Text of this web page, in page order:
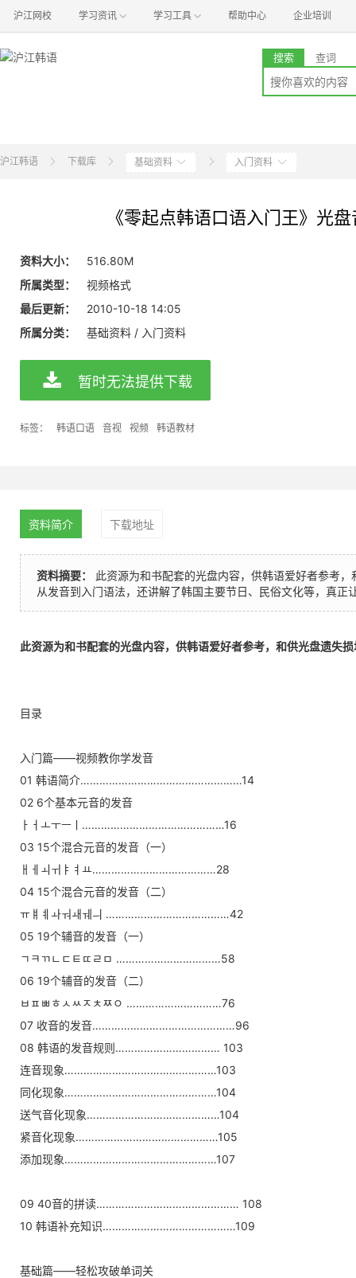
沪江网校 学习资讯 学习工具 帮助中心 企业培训
搜索 查词
沪江韩语 下载库 基础资料 入门资料
《零起点韩语口语入门王》光
资料大小：
516.80M
所属类型：
视频格式
最后更新：
2010-10-18 14:05
所属分类：
基础资料 / 入门资料
暂时无法提供下载
标签： 韩语口语 音视 视频 韩语教材
资料简介 下载地址
资料摘要：
此资源为和书配套的光盘内容，供韩语爱好者参考
从发音到入门语法，还讲解了韩国主要节日、民俗文化等，真正
此资源为和书配套的光盘内容，供韩语爱好者参考，和供光盘遗失
目录
入门篇——视频教你学发音
01 韩语简介……………………………………………14
02 6个基本元音的发音
ㅏㅓㅗㅜㅡㅣ………………………………………16
03 15个混合元音的发音（一）
ㅐㅔㅚㅟㅑㅕㅛ…………………………………28
04 15个混合元音的发音（二）
ㅠㅒㅖㅘㅝㅙㅞㅢ …………………………………42
05 19个辅音的发音（一）
ㄱㅋㄲㄴㄷㅌㄸㄹㅁ ……………………………58
06 19个辅音的发音（二）
ㅂㅍㅃㅎㅅㅆㅈㅊㅉㅇ …………………………76
07 收音的发音………………………………………96
08 韩语的发音规则…………………………… 103
连音现象…………………………………………103
同化现象…………………………………………104
送气音化现象……………………………………104
紧音化现象………………………………………105
添加现象…………………………………………107
09 40音的拼读……………………………………… 108
10 韩语补充知识……………………………………109
基础篇——轻松攻破单词关